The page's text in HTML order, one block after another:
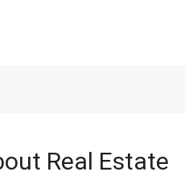
Real Estate